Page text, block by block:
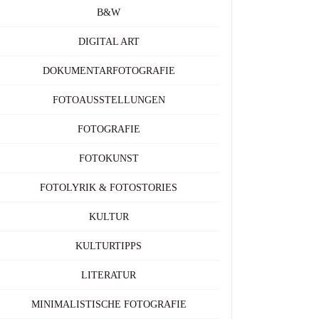
B&W
DIGITAL ART
DOKUMENTARFOTOGRAFIE
FOTOAUSSTELLUNGEN
FOTOGRAFIE
FOTOKUNST
FOTOLYRIK & FOTOSTORIES
KULTUR
KULTURTIPPS
LITERATUR
MINIMALISTISCHE FOTOGRAFIE